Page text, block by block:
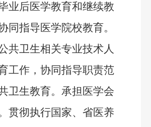
业后医学教育和继续教
同指导医学院校教育。
共卫生相关专业技术人
工作，协同指导职责范
卫生教育。承担医学会
贯彻执行国家、省医养